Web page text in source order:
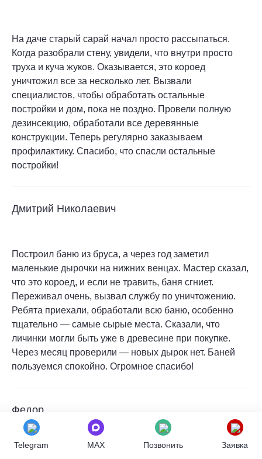
На даче старый сарай начал просто рассыпаться.
Когда разобрали стену, увидели, что внутри просто
труха и куча жуков. Оказывается, это короед
уничтожил все за несколько лет. Вызвали
специалистов, чтобы обработать остальные
постройки и дом, пока не поздно. Провели полную
дезинсекцию, обработали все деревянные
конструкции. Теперь регулярно заказываем
профилактику. Спасибо, что спасли остальные
постройки!
Дмитрий Николаевич
Построил баню из бруса, а через год заметил
маленькие дырочки на нижних венцах. Мастер сказал,
что это короед, и если не травить, баня сгниет.
Переживал очень, вызвал службу по уничтожению.
Ребята приехали, обработали всю баню, особенно
тщательно — самые сырые места. Сказали, что
личинки могли быть уже в древесине при покупке.
Через месяц проверили — новых дырок нет. Баней
пользуемся спокойно. Огромное спасибо!
Федор
Telegram MAX Позвонить Заявка